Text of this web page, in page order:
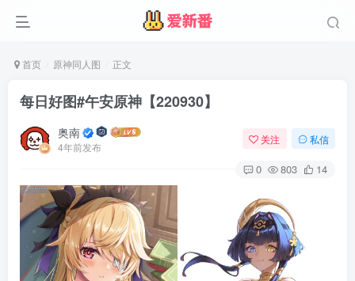
首页 原神同人图 正文
每日好图#午安原神【220930】
奥南
4年前发布
关注 私信
0 803 14